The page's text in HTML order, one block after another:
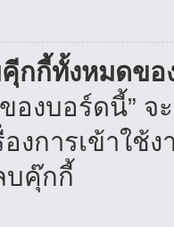
กกี้ทั้งหมดขอ
งบอร์ดนี้” จ
การเข้าใช้
บคุ๊กกี้